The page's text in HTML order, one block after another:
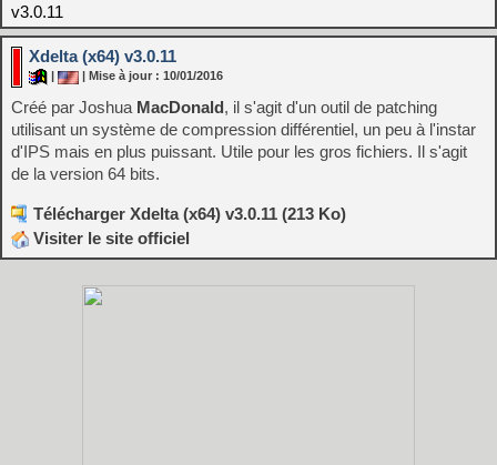
v3.0.11
Xdelta (x64) v3.0.11
| Mise à jour : 10/01/2016
Créé par Joshua MacDonald, il s'agit d'un outil de patching
utilisant un système de compression différentiel, un peu à l'instar
d'IPS mais en plus puissant. Utile pour les gros fichiers. Il s'agit
de la version 64 bits.
Télécharger Xdelta (x64) v3.0.11 (213 Ko)
Visiter le site officiel